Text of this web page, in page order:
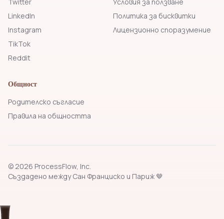
LinkedIn
Instagram
TikTok
Reddit
Политика за бисквитки
Лицензионно споразумение
Общност
Родителско съгласие
Правила на общността
© 2026 ProcessFlow, Inc.
Създадено между Сан Франциско и Париж 🤎